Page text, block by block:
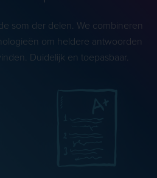
som der delen. We combineren
om heldere antwoorden
Duidelijk en toepasbaar.